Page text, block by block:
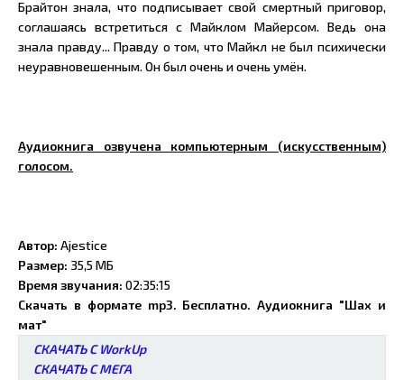
Брайтон знала, что подписывает свой смертный приговор,
соглашаясь встретиться с Майклом Майерсом. Ведь она
знала правду... Правду о том, что Майкл не был психически
неуравновешенным. Он был очень и очень умён.
Аудиокнига озвучена компьютерным (искусственным)
голосом.
Автор: Ajestice
Размер: 35,5 МБ
Время звучания: 02:35:15
Скачать в формате mp3. Бесплатно. Аудиокнига "Шах и
мат"
СКАЧАТЬ С WorkUp
СКАЧАТЬ С МЕГА